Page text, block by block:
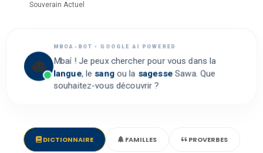
Souverain Actuel
MBOA-BOT • GOOGLE AI POWERED
Mbaí ! Je peux chercher pour vous dans la
langue, le sangou la sagesse Sawa. Que
souhaitez-vous découvrir ?
DICTIONNAIRE FAMILLES PROVERBES